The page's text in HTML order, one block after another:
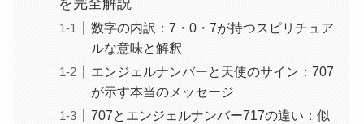
を完全解説
数字の内訳：7・0・7が持つスピリチュア
ルな意味と解釈
エンジェルナンバーと天使のサイン：707
が示す本当のメッセージ
707とエンジェルナンバー717の違い：似